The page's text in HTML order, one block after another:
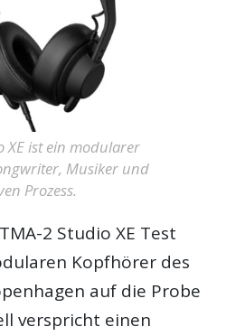
XE ist ein modularer
Musiker und
Prozess.
2 Studio XE Test
Kopfhörer des
auf die Probe
verspricht einen